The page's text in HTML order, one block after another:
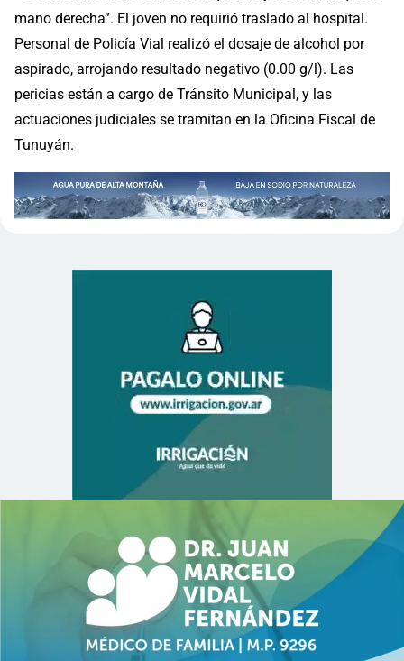
mano derecha”. El joven no requirió traslado al hospital.
Personal de Policía Vial realizó el dosaje de alcohol por
aspirado, arrojando resultado negativo (0.00 g/l). Las
pericias están a cargo de Tránsito Municipal, y las
actuaciones judiciales se tramitan en la Oficina Fiscal de
Tunuyán.